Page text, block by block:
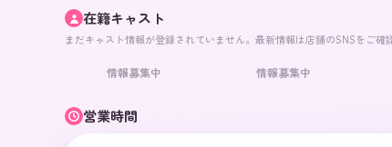
在籍キャスト
まだキャスト情報が登録されていません。最新情報は店舗のSNSをご確
情報募集中 情報募集中
営業時間